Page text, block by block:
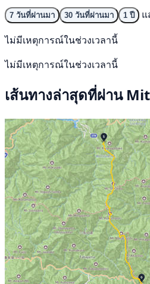
7 วันที่ผ่านมา 30 วันที่ผ่านมา 1 ปี
แ
ไม่มีเหตุการณ์ในช่วงเวลานี้
ไม่มีเหตุการณ์ในช่วงเวลานี้
เส้นทางล่าสุดที่ผ่าน